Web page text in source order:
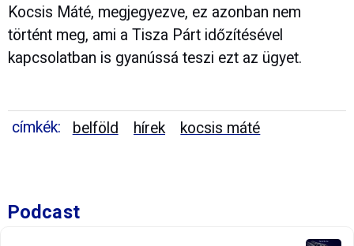
Kocsis Máté, megjegyezve, ez azonban nem
történt meg, ami a Tisza Párt időzítésével
kapcsolatban is gyanússá teszi ezt az ügyet.
címkék: belföld hírek kocsis máté
Podcast